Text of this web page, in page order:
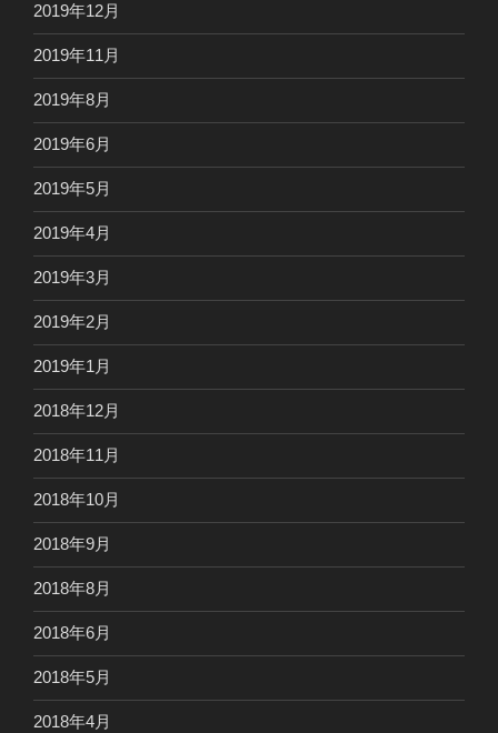
2019年12月
2019年11月
2019年8月
2019年6月
2019年5月
2019年4月
2019年3月
2019年2月
2019年1月
2018年12月
2018年11月
2018年10月
2018年9月
2018年8月
2018年6月
2018年5月
2018年4月